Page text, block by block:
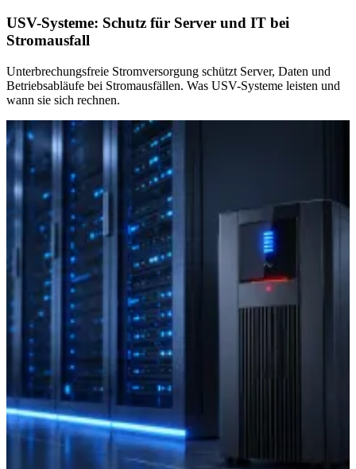
USV-Systeme: Schutz für Server und IT bei
Stromausfall
Unterbrechungsfreie Stromversorgung schützt Server, Daten und
Betriebsabläufe bei Stromausfällen. Was USV-Systeme leisten und
wann sie sich rechnen.